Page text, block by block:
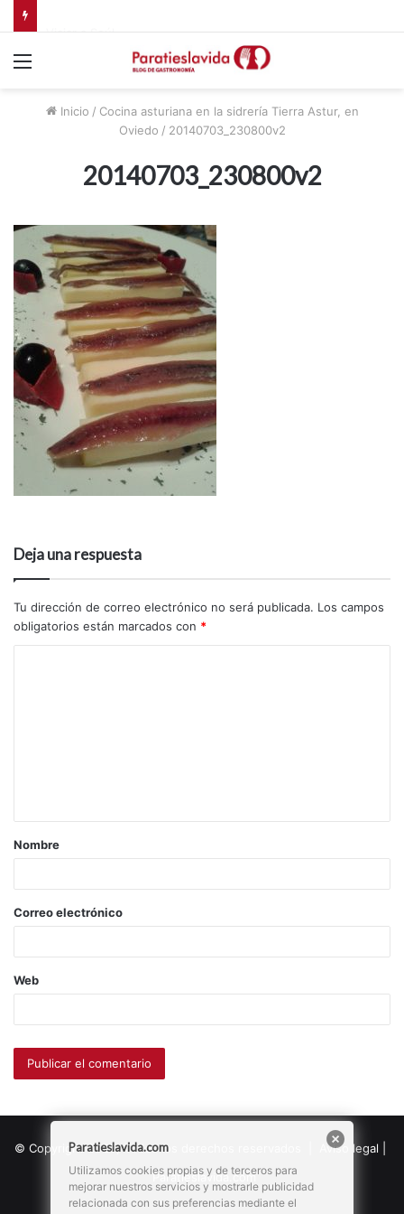
Inicio / Cocina asturiana en la sidrería Tierra Astur, en
Oviedo / 20140703_230800v2
20140703_230800v2
Deja una respuesta
Tu dirección de correo electrónico no será publicada. Los campos
obligatorios están marcados con *
Nombre
Correo electrónico
Web
© Copyright 2026, Todos los derechos reservados | Aviso legal
Paratieslavida.com
Paratieslavida.com
Utilizamos cookies propias y de terceros para
mejorar nuestros servicios y mostrarle publicidad
relacionada con sus preferencias mediante el